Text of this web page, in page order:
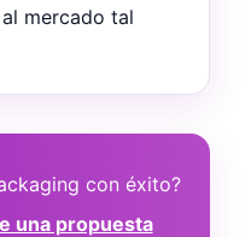
mercado tal
con éxito?
una propuesta